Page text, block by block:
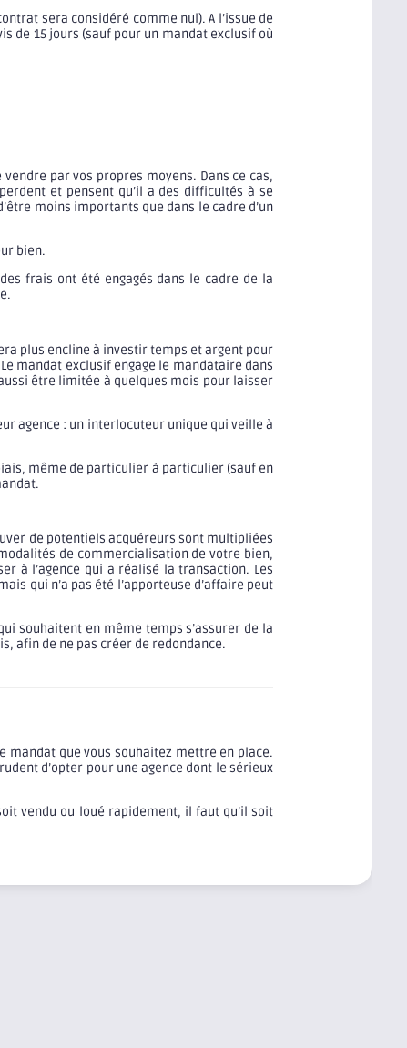
sera considéré comme nul). A l’issue de
de 15 jours (sauf pour un mandat exclusif où
par vos propres moyens. Dans ce cas,
et pensent qu’il a des difficultés à se
moins importants que dans le cadre d’un
bien.
frais ont été engagés dans le cadre de la
plus encline à investir temps et argent pour
mandat exclusif engage le mandataire dans
être limitée à quelques mois pour laisser
agence : un interlocuteur unique qui veille à
même de particulier à particulier (sauf en
de potentiels acquéreurs sont multipliées
de commercialisation de votre bien,
à l’agence qui a réalisé la transaction. Les
qui n’a pas été l’apporteuse d’affaire peut
souhaitent en même temps s’assurer de la
afin de ne pas créer de redondance.
mandat que vous souhaitez mettre en place.
d’opter pour une agence dont le sérieux
vendu ou loué rapidement, il faut qu’il soit